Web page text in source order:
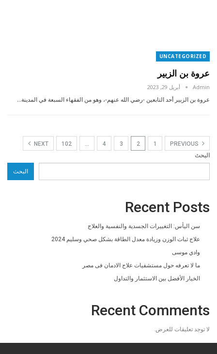
UNCATEGORIZED
عروة بن الزبير
Admin أبريل 29, 2023
عروة بن الزبير أحد التابعين -رضي الله عنهم-، وهو من الفقهاء السبعة في المدينة…
1
2
3
4
102
NEXT
البحث
البحث
Recent Posts
سن اليأس: التغييرات الجسدية والنفسية والعلاج
علاج ثبات الوزن وزيادة معدل الطاقة بشكل صحي وسليم 2024
وادي موسى
ما لا تعرفه حول مستشفيات علاج الادمان فى مصر
الخيار الأفضل بين الاستثمار والتداول
Recent Comments
لا توجد تعليقات للعرض.